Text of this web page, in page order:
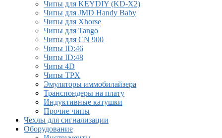
Чипы для KEYDIY (KD-X2)
Чипы для JMD Handy Baby
Чипы для Xhorse
Чипы для Tango
Чипы для CN 900
Чипы ID:46
Чипы ID:48
Чипы 4D
Чипы TPX
Эмуляторы иммобилайзера
Транспондеры на плату
Индуктивные катушки
Прочие чипы
Чехлы для сигнализации
Оборудование